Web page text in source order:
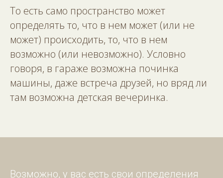
То есть само пространство может
определять то, что в нем может (или не
может) происходить, то, что в нем
возможно (или невозможно). Условно
говоря, в гараже возможна починка
машины, даже встреча друзей, но вряд ли
там возможна детская вечеринка.
Возможно, у вас есть свои определения